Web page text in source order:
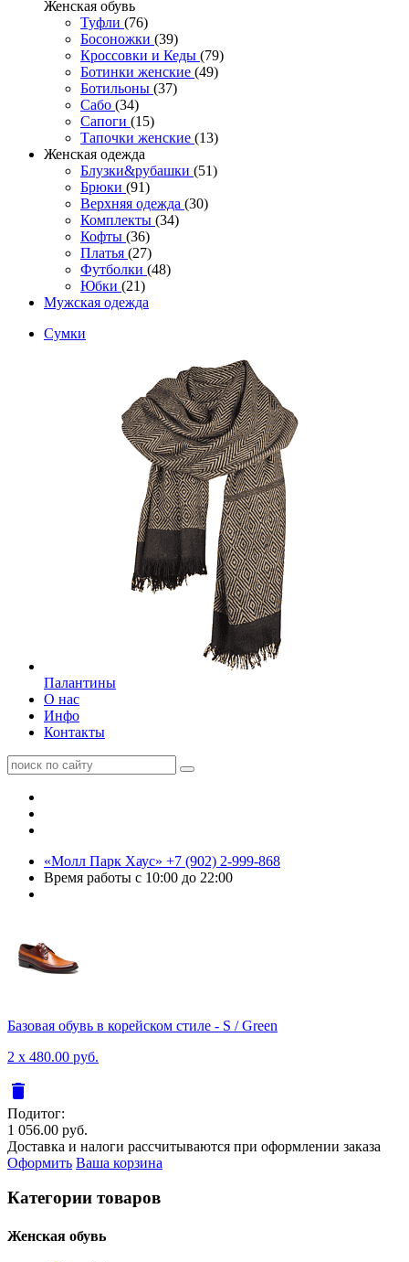
Женcкая обувь
Туфли (76)
Босоножки (39)
Кроссовки и Кеды (79)
Ботинки женские (49)
Ботильоны (37)
Сабо (34)
Сапоги (15)
Тапочки женские (13)
Женская одежда
Блузки&рубашки (51)
Брюки (91)
Верхняя одежда (30)
Комплекты (34)
Кофты (36)
Платья (27)
Футболки (48)
Юбки (21)
Мужская одежда
Сумки
Палантины
О нас
Инфо
Контакты
«Молл Парк Хаус» +7 (902) 2-999-868
Время работы с 10:00 до 22:00
Базовая обувь в корейском стиле - S / Green
2 x 480.00 руб.
delete
Подитог:
1 056.00 руб.
Доставка и налоги рассчитываются при оформлении заказа
Оформить Ваша корзина
Категории товаров
Женcкая обувь